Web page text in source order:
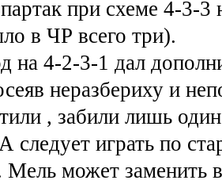
при схеме 4-3-3
в ЧР всего три).
на 4-2-3-1 дал
неразбериху и
, забили лишь
играть по
Мель может заменить